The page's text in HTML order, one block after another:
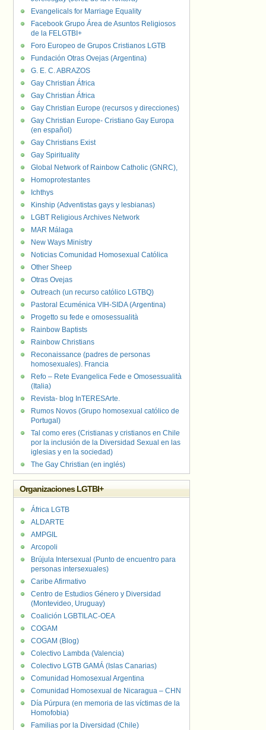
Evangelicals for Marriage Equality
Facebook Grupo Área de Asuntos Religiosos
de la FELGTBI+
Foro Europeo de Grupos Cristianos LGTB
Fundación Otras Ovejas (Argentina)
G. E. C. ABRAZOS
Gay Christian África
Gay Christian África
Gay Christian Europe (recursos y direcciones)
Gay Christian Europe- Cristiano Gay Europa
(en español)
Gay Christians Exist
Gay Spirituality
Global Network of Rainbow Catholic (GNRC),
Homoprotestantes
Ichthys
Kinship (Adventistas gays y lesbianas)
LGBT Religious Archives Network
MAR Málaga
New Ways Ministry
Noticias Comunidad Homosexual Católica
Other Sheep
Otras Ovejas
Outreach (un recurso católico LGTBQ)
Pastoral Ecuménica VIH-SIDA (Argentina)
Progetto su fede e omosessualità
Rainbow Baptists
Rainbow Christians
Reconaissance (padres de personas
homosexuales). Francia
Refo – Rete Evangelica Fede e Omosessualità
(Italia)
Revista- blog InTERESArte.
Rumos Novos (Grupo homosexual católico de
Portugal)
Tal como eres (Cristianas y cristianos en Chile
por la inclusión de la Diversidad Sexual en las
iglesias y en la sociedad)
The Gay Christian (en inglés)
Organizaciones LGTBI+
África LGTB
ALDARTE
AMPGIL
Arcopoli
Brújula Intersexual (Punto de encuentro para
personas intersexuales)
Caribe Afirmativo
Centro de Estudios Género y Diversidad
(Montevideo, Uruguay)
Coalición LGBTILAC-OEA
COGAM
COGAM (Blog)
Colectivo Lambda (Valencia)
Colectivo LGTB GAMÁ (Islas Canarias)
Comunidad Homosexual Argentina
Comunidad Homosexual de Nicaragua – CHN
Día Púrpura (en memoria de las víctimas de la
Homofobia)
Familias por la Diversidad (Chile)